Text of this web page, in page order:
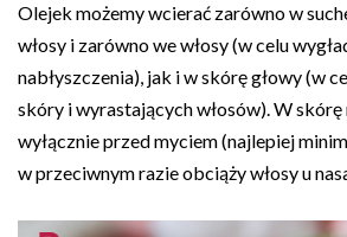
Olejek możemy wcierać zarówno w
włosy i zarówno we włosy (w celu
nabłyszczenia), jak i w skórę głowy (w
skóry i wyrastających włosów). W skórę
wyłącznie przed myciem (najlepiej
w przeciwnym razie obciąży włosy u